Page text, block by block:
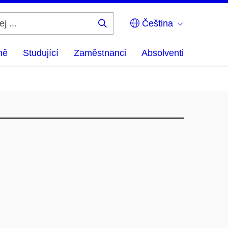
Čeština
Studující Zaměstnanci Absolventi